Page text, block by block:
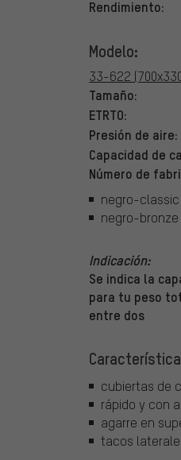
Rendimiento:
Modelo:
33-622
Tamaño:
ETRTO:
Presión de aire:
Capacidad de
Número de
negro-classic
negro-bronze
Indicación:
Se indica la
para tu peso
entre dos
cubiertas de
rápido y con
agarre en
tacos